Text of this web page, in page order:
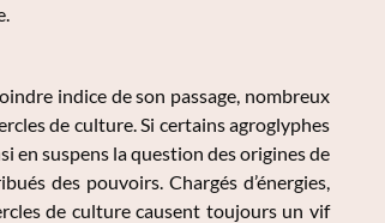
indice de son passage, nombreux
de culture. Si certains agroglyphes
en suspens la question des origines de
des pouvoirs. Chargés d’énergies,
de culture causent toujours un vif